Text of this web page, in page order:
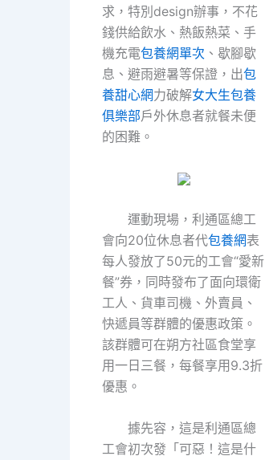
求，特別design辦事，不花
錢供給飲水、熱飯熱菜、手
機充電包養網單次 、歇腳歇
息、避雨避暑等保證，出包
養甜心網力破解女大生包養
俱樂部戶外休息者就餐未便
的困難。
運動現場，利通區總工
會向20位休息者代包養網表
每人發放了50元的工會“愛新
餐”券，同時發布了面向環衛
工人、貨車司機、外賣員、
快遞員等群體的優惠政策。
該群體可在朔方社區食堂享
用一日三餐，每餐享用9.3折
優惠。
據先容，這是利通區總
工會初次發「可惡！這是什